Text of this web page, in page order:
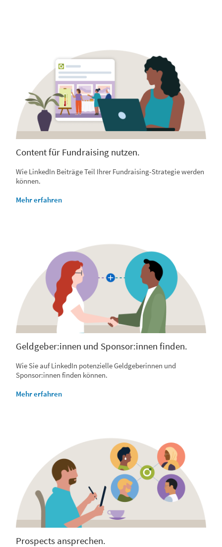
Content für Fundraising nutzen.
Wie LinkedIn Beiträge Teil Ihrer Fundraising-Strategie werden
können.
Mehr erfahren
Geldgeber:innen und Sponsor:innen finden.
Wie Sie auf LinkedIn potenzielle Geldgeberinnen und
Sponsor:innen finden können.
Mehr erfahren
Prospects ansprechen.